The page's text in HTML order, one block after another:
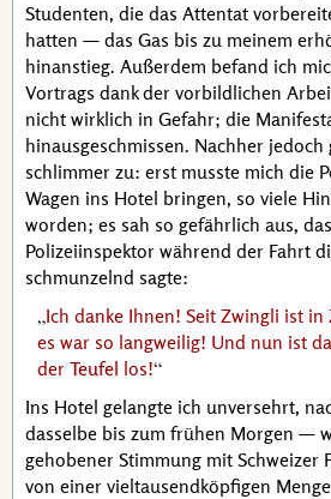
Studenten, die das Attentat
hatten — das Gas bis zu meinem
hinanstieg. Außerdem befand ich
Vortrags dank der vorbildlichen
nicht wirklich in Gefahr; die
hinausgeschmissen. Nachher jedoch
schlimmer zu: erst musste mich die
Wagen ins Hotel bringen, so viele
worden; es sah so gefährlich aus,
Polizeiinspektor während der Fahrt
schmunzelnd sagte:
Ich danke Ihnen! Seit Zwingli ist in
es war so langweilig! Und nun ist
der Teufel los!
Ins Hotel gelangte ich unversehrt,
dasselbe bis zum frühen Morgen —
gehobener Stimmung mit Schweizer
von einer vieltausendköpfigen